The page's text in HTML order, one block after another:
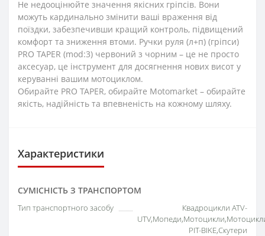
Не недооцінюйте значення якісних гріпсів. Вони
можуть кардинально змінити ваші враження від
поїздки, забезпечивши кращий контроль, підвищений
комфорт та зниження втоми. Ручки руля (л+п) (гріпси)
PRO TAPER (mod:3) червоний з чорним – це не просто
аксесуар, це інструмент для досягнення нових висот у
керуванні вашим мотоциклом.
Обирайте PRO TAPER, обирайте Motomarket – обирайте
якість, надійність та впевненість на кожному шляху.
Характеристики
СУМІСНІСТЬ З ТРАНСПОРТОМ
Тип транспортного засобу
Квадроцикли ATV-
PIT-BIKE,Скутери